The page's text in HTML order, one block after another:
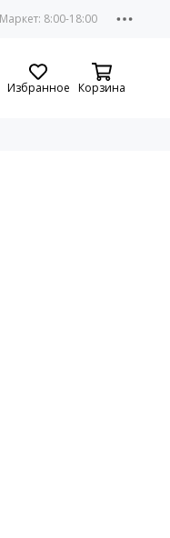
Избранное Корзина